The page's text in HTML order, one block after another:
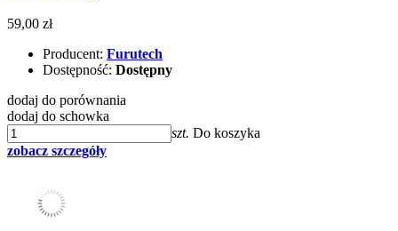
59,00 zł
Producent: Furutech
Dostępność: Dostępny
dodaj do porównania
dodaj do schowka
szt. Do koszyka
zobacz szczegóły